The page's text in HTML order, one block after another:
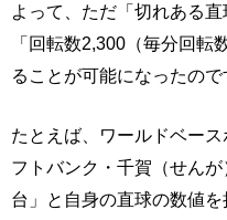
よって、ただ「切れある直
「回転数2,300（毎分回
ることが可能になったので
たとえば、ワールドベー
フトバンク・千賀（せん
台」と自身の直球の数値を